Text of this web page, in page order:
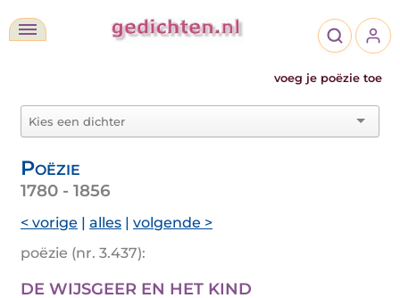
voeg je poëzie toe
Poëzie
1780 - 1856
< vorige | alles | volgende >
poëzie (nr. 3.437):
DE WIJSGEER EN HET KIND